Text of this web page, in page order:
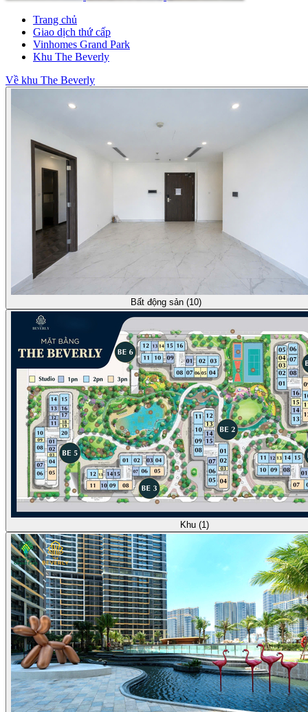
Trang chủ
Giao dịch thứ cấp
Vinhomes Grand Park
Khu The Beverly
Về khu The Beverly
Bất động sản (10)
Khu (1)